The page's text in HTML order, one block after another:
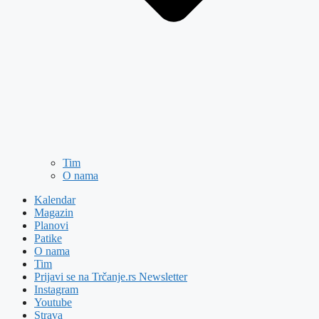
Tim
O nama
Kalendar
Magazin
Planovi
Patike
O nama
Tim
Prijavi se na Trčanje.rs Newsletter
Instagram
Youtube
Strava